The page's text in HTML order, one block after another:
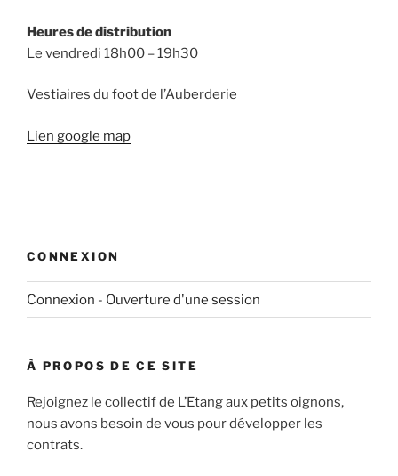
Heures de distribution
Le vendredi 18h00 – 19h30
Vestiaires du foot de l’Auberderie
Lien google map
CONNEXION
Connexion - Ouverture d'une session
À PROPOS DE CE SITE
Rejoignez le collectif de L’Etang aux petits oignons,
nous avons besoin de vous pour développer les
contrats.